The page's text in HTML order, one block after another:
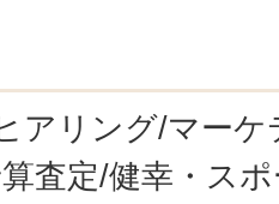
アリング/マー
査定/健幸・ス